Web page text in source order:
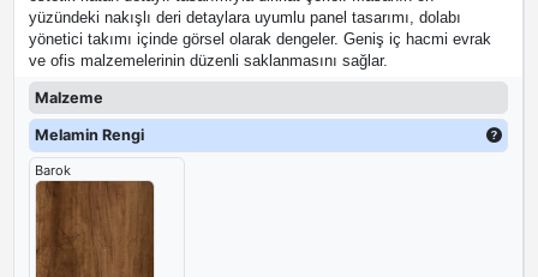
yüzündeki nakışlı deri detaylara uyumlu panel tasarımı, dolabı
yönetici takımı içinde görsel olarak dengeler. Geniş iç hacmi evrak
ve ofis malzemelerinin düzenli saklanmasını sağlar.
Malzeme
Melamin Rengi
Barok